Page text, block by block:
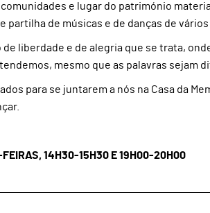
e lugar do património
partilha de músicas e de danças de
de liberdade e de alegria que se trata,
mesmo que as palavras sejam
para se juntarem a nós na Casa da
FEIRAS, 14H30-15H30 E 19H00-20H00